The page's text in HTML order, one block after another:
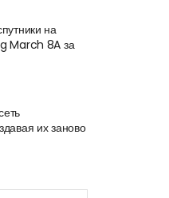
на
March 8A за
их заново